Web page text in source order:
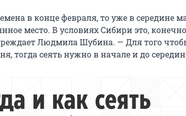
в конце февраля, то уже в середине
место. В условиях Сибири это,
Людмила Шубина. — Для того
тогда сеять нужно в начале и до